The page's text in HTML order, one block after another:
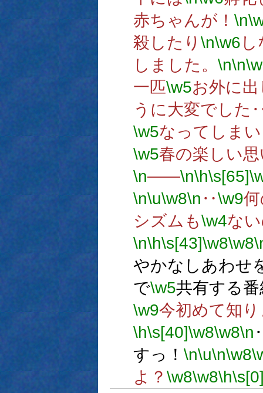
赤ちゃんが！ \n
殺したり \n\w6
しました。 \n\n
一匹\w5お外に
うに大変でした
\w5なってしま
\w5春の楽しい
\n――\n\h\s[65]
\n\u\w8\n ‥\w9
シズムも\w4な
\n\h\s[43]\w8\w8
やかなしあわせ
で\w5共有する
\w9今初めて知
\h\s[40]\w8\w8\n
すっ！ \n\u\n\w8
よ？ \w8\w8\h